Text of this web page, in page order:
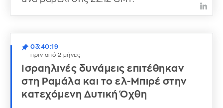
03:40:19
πριν από 2 μήνες
Ισραηλινές δυνάμεις επιτέθηκαν
στη Ραμάλα και το ελ-Μπιρέ στην
κατεχόμενη Δυτική Όχθη